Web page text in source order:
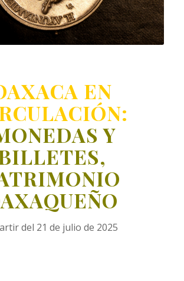
EN
Y
del 21 de julio de 2025